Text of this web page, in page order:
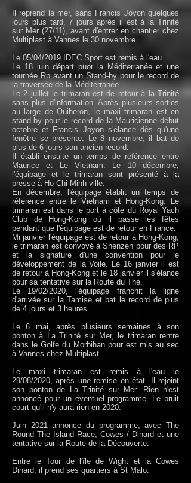
Il reprend la mer, sans Francis Joyon quelques
jours plus tard, 7 jours après il est à la Trinité
sur Mer (27/11), avant d'entrer en chantier chez
Multiplast à Vannes le 30 novembre.
Le 05/04/2019 IDEC Sport est remis à l'eau.
Le 18 juin départ puor la Méditerranée et une
tournée Rp avant un Stand-by pour le record de
la traversée de la Méditerranée.
Le 2 juillet le trimaran est de retour à la Trinité
sans plus d'information. Après plusieurs sorties
au large de Quiberon, le maxi trimaran est en
stand-by pour le record de la Mauricienne début
octobre et Francis Joyon s'élance dès qu'une
fenêtre se présente. Le 8 novembre, il bat de
plus de 6 jours son ancien record.
Il établi ensuite un temps de référence entre
Maurice et Le Vietnam. Le 10 décembre,
l'équipage et le trimaran sont présenté à la
presse à Ho Chi Minh ville.
En décembre, l'équipage établit un temps de
référence entre le Vietnam et Hong-Kong. Le
trimaran est dans le port à côté du Royal Yach
Club de Hong-Kong où il passe les fêtes
pendant que l'équipage est de retour en France.
Mi janvier l'équipage est de retour à Hong-Kong,
le trimaran est convoyé à Shenzen pour des RP
et la signature d'une convention pour le
développement de la Voile. Le 16 janvier il est
de retour à Hong-Kong et le 18 janvier il s'élance
pour sa tentative sur la Route du Thé.
Le 19/02/2020, l'équipage franchit la ligne
d'arrivée sur la Tamise et bat le record de plus
de 4 jours et 3 heures.
Le 6 mai, après plusieurs semaines à son
ponton à La Trinité sur Mer, le trimaran rentre
dans le Golfe du Morbihan pour est mis au sec
à Vannes chez Multiplast.
Le maxi trimaran est remis à l'eau le
29/08/2020, après une remise en état. Il rejoint
son ponton de La Trinité sur Mer. Rien n'est
annoncé pour un éventuel programme. Le bruit
court qu'il n'y aura rien en 2020.
Juin 2021 annonce du programme, avec The
Round The Island Race, Cowes / Dinard et une
tentative sur la Route de la Découverte.
Entre le Tour de l'île de Wight et la Cowes
Dinard, il prend ses quartiers à St Malo.